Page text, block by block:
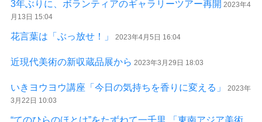
3年ぶりに、ボランティアのギャラリーツアー再開 2023年4
月13日 15:04
花言葉は「ぶっ放せ！」 2023年4月5日 16:04
近現代美術の新収蔵品展から 2023年3月29日 18:03
いきヨウヨウ講座「今日の気持ちを香りに変える」
2023年
3月22日 10:03